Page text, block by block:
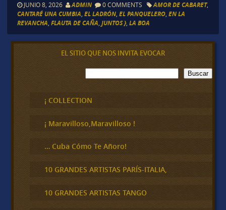
JUNIO 8, 2026 ADMIN 0 COMMENTS AMOR DE CABARET,
CANTARÉ UNA CUMBIA EL LADRÓN, EL PANQUELERO, EN LA
REVANCHA FLAUTA DE CAÑA JUNTOS }, LA BOA
EL SITIO QUE NOS INVITA EVOCAR
B
u
c
a
Buscar
¡ COLLECTION
¡ Maravilloso,Maravilloso !
… Cuba Cómo Te Añoro!
10 GRANDES ARTISTAS PARÍS-ITALIA,
10 GRANDES ARTISTAS TANGO